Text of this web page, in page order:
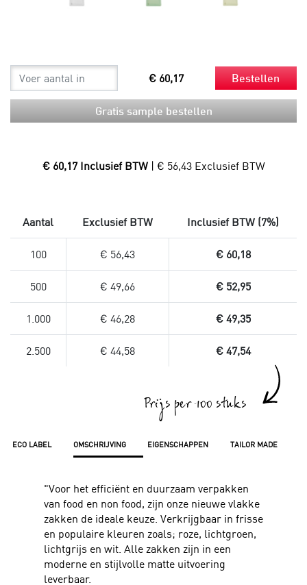
€ 60,17 Bestellen
Gratis sample bestellen
€ 60,17 Inclusief BTW | € 56,43 Exclusief BTW
ECO LABEL OMSCHRIJVING EIGENSCHAPPEN TAILOR MADE
"Voor het efficiënt en duurzaam verpakken
van food en non food, zijn onze nieuwe vlakke
zakken de ideale keuze. Verkrijgbaar in frisse
en populaire kleuren zoals; roze, lichtgroen,
lichtgrijs en wit. Alle zakken zijn in een
moderne en stijlvolle matte uitvoering
leverbaar.
Aantal Exclusief BTW Inclusief BTW (7%)
100 € 56,43 € 60,18
500 € 49,66 € 52,95
1.000 € 46,28 € 49,35
2.500 € 44,58 € 47,54
Prijs per 100 stuks